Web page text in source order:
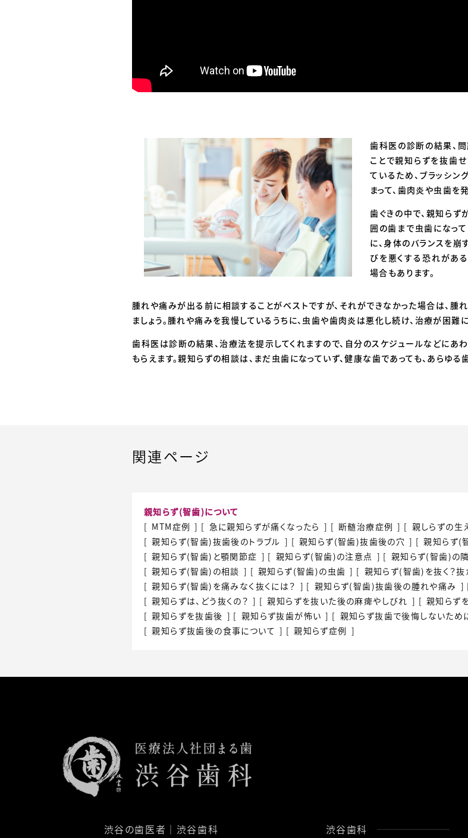
歯科医の診断の結果、
ことで親知らずを抜歯
ているため、ブラッシン
まって、歯肉炎や虫歯を
歯ぐきの中で、親知らず
囲の歯まで虫歯になっ
に、身体のバランスを崩
びを悪くする恐れがあ
場合もあります。
腫れや痛みが出る前に相談することがベストですが、それができなかった場合は、腫
ましょう。腫れや痛みを我慢しているうちに、虫歯や歯肉炎は悪化し続け、治療が困難に
歯科医は診断の結果、治療法を提示してくれますので、自分のスケジュールなどにあ
もらえます。親知らずの相談は、まだ虫歯になっていず、健康な歯であっても、あらゆる
関連ページ
親知らず(智歯)について
MTM症例
急に親知らずが痛くなったら 断髄治療症例
親しらずの生
親知らず(智歯)抜歯後のトラブル 親知らず(智歯)抜歯後の穴 親知らず(
親知らず(智歯)と顎関節症 親知らず(智歯)の注意点 親知らず(智歯)の
親知らず(智歯)の相談
親知らず(智歯)の虫歯 親知らず(智歯)を抜く？
親知らず(智歯)を痛みなく抜くには？ 親知らず(智歯)抜歯後の腫れや痛み
親知らずは、どう抜くの？
親知らずを抜いた後の麻痺やしびれ 親知らず
親知らずを抜歯後
親知らず抜歯が怖い 親知らず抜歯で後悔しないため
親知らず抜歯後の食事について 親知らず症例
渋谷の歯医者 ｜渋谷歯科 渋谷歯科